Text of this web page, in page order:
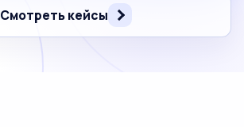
Смотреть кейсы